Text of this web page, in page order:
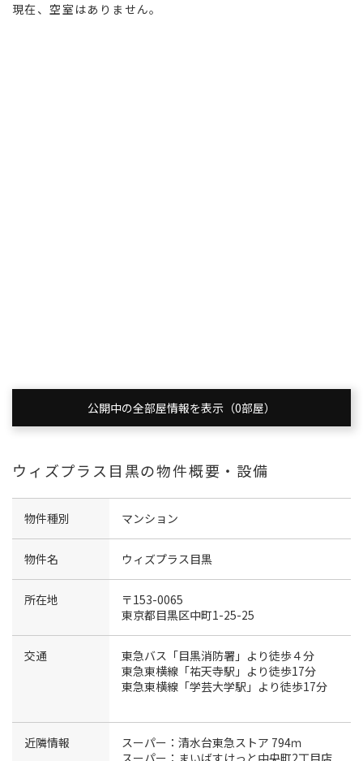
現在、空室はありません。
公開中の全部屋情報を表示（0部屋）
ウィズプラス目黒の物件概要・設備
物件種別 マンション
物件名 ウィズプラス目黒
所在地
〒153-0065
東京都目黒区中町1-25-25
交通
東急バス「目黒消防署」より徒歩４分
東急東横線「祐天寺駅」より徒歩17分
東急東横線「学芸大学駅」より徒歩17分
近隣情報
スーパー：清水台東急ストア 794ｍ
スーパー：まいばすけっと中央町2丁目店